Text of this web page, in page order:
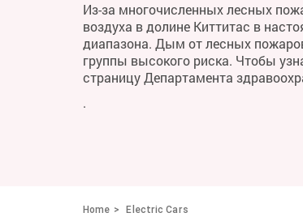
Из-за многочисленных лесных
воздуха в долине Киттитас в
диапазона. Дым от лесных
группы высокого риска. Чтобы
страницу Департамента
.
Home Electric Cars